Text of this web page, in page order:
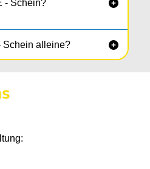
- Schein? 
Schein alleine? 